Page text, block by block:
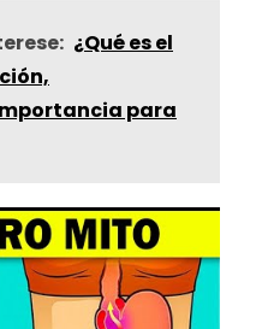
¿Qué es el
para